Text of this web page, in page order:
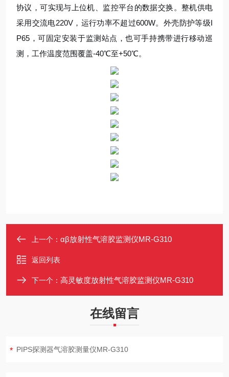
协议，可实现与上位机、监控平台的数据交换。整机供电
采用交流电220V，运行功率不超过600W。外壳防护等级I
P65，可固定安装于监测站点，也可手持携带进行移动巡
测，工作温度范围覆盖-40℃至+50℃。
上一个： αβ放射性气溶胶监测仪MR-G310
返回列表
下一个： 高灵敏度放射性气溶胶监测仪MR-G310
在线留言